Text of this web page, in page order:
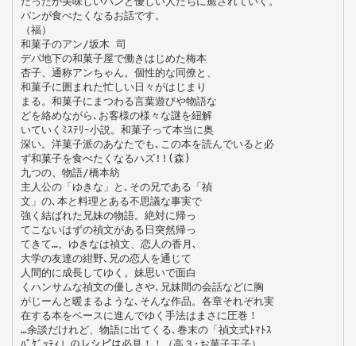
パンが食べたくなるお話です。
（福）
和菓子のアン/坂木 司
デパ地下の和菓子屋で働きはじめた梅本
杏子、通称アンちゃん。個性的な同僚と、
和菓子に囲まれた忙しい日々がはじまり
まる。和菓子にまつわる言葉遊びや物語な
どを絡めながら､お客様の様々な謎を紐解
いていくﾐｽﾃﾘｰ小説。和菓子って本当に奥
深い。洋菓子派のあなたでも､この本を読んでいると必
ず和菓子を食べたくなるハズ!!(森)
九つの、物語/橋本紡
主人公の「ゆきな」と､その兄である「禎
文」の､本と料理とある不思議な事実で
強く結ばれた兄妹の物語。絶対に帰っ
てこないはずの禎文がある日突然帰っ
てきて…。ゆきなは禎文、恋人の香月､
大学の友達の紺野､兄の恋人を通じて
人間的に成長してゆく。妹思いで面白
くハンサムな禎文の優しさや､兄妹間の会話などに胸
がじーんと暖まるような､そんな作品。各章それぞれ実
在する本をベースに進んでゆく手法はまさに圧巻！
…余談だけれど、物語に出てくる､巻末の「禎文式ﾄﾏﾄｽ
ﾊﾟｹﾞｯﾃｨ」のレシピは必見！！（高３･お菓子王子）